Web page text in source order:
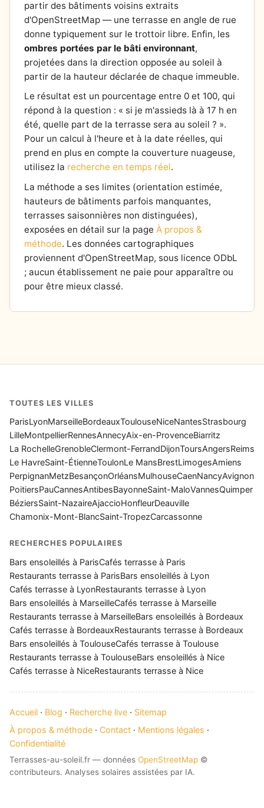
partir des bâtiments voisins extraits
d'OpenStreetMap — une terrasse en angle de rue
donne typiquement sur le trottoir libre. Enfin, les
ombres portées par le bâti environnant,
projetées dans la direction opposée au soleil à
partir de la hauteur déclarée de chaque immeuble.
Le résultat est un pourcentage entre 0 et 100, qui
répond à la question : « si je m'assieds là à 17 h en
été, quelle part de la terrasse sera au soleil ? ».
Pour un calcul à l'heure et à la date réelles, qui
prend en plus en compte la couverture nuageuse,
utilisez la recherche en temps réel.
La méthode a ses limites (orientation estimée,
hauteurs de bâtiments parfois manquantes,
terrasses saisonnières non distinguées),
exposées en détail sur la page À propos &
méthode. Les données cartographiques
proviennent d'OpenStreetMap, sous licence ODbL
; aucun établissement ne paie pour apparaître ou
pour être mieux classé.
TOUTES LES VILLES
ParisLyonMarseilleBordeauxToulouseNiceNantesStrasbourg
LilleMontpellierRennesAnnecyAix-en-ProvenceBiarritz
La RochelleGrenobleClermont-FerrandDijonToursAngersReims
Le HavreSaint-ÉtienneToulonLe MansBrestLimogesAmiens
PerpignanMetzBesançonOrléansMulhouseCaenNancyAvignon
PoitiersPauCannesAntibesBayonneSaint-MaloVannesQuimper
BéziersSaint-NazaireAjaccioHonfleurDeauville
Chamonix-Mont-BlancSaint-TropezCarcassonne
RECHERCHES POPULAIRES
Bars ensoleillés à ParisCafés terrasse à Paris
Restaurants terrasse à ParisBars ensoleillés à Lyon
Cafés terrasse à LyonRestaurants terrasse à Lyon
Bars ensoleillés à MarseilleCafés terrasse à Marseille
Restaurants terrasse à MarseilleBars ensoleillés à Bordeaux
Cafés terrasse à BordeauxRestaurants terrasse à Bordeaux
Bars ensoleillés à ToulouseCafés terrasse à Toulouse
Restaurants terrasse à ToulouseBars ensoleillés à Nice
Cafés terrasse à NiceRestaurants terrasse à Nice
Accueil · Blog · Recherche live · Sitemap
À propos & méthode · Contact · Mentions légales ·
Confidentialité
Terrasses-au-soleil.fr — données OpenStreetMap ©
contributeurs. Analyses solaires assistées par IA.